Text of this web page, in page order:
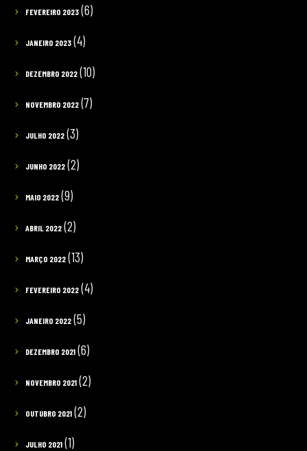
FEVEREIRO 2023(6)
JANEIRO 2023(4)
DEZEMBRO 2022(10)
NOVEMBRO 2022(7)
JULHO 2022(3)
JUNHO 2022(2)
MAIO 2022(9)
ABRIL 2022(2)
MARÇO 2022(13)
FEVEREIRO 2022(4)
JANEIRO 2022(5)
DEZEMBRO 2021(6)
NOVEMBRO 2021(2)
OUTUBRO 2021(2)
JULHO 2021(1)